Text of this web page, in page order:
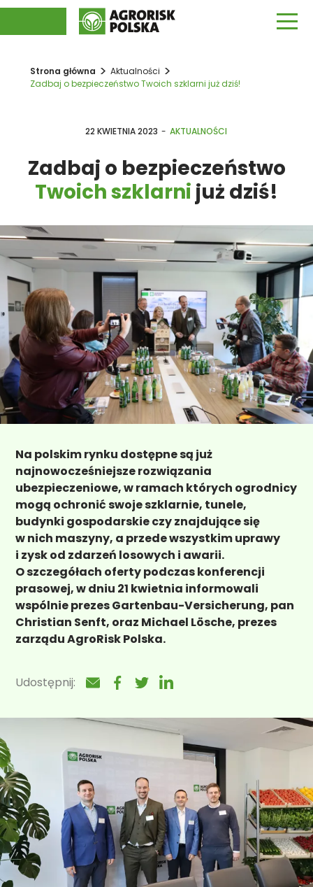
O NAS
UBEZPIECZENIA TUNELI
AKTUALNOŚCI
KONTAKT
ZGŁOŚ SZKODĘ
+48 61 670 54 00 info@agrorisk-polska.pl
Strona główna > Aktualności >
Zadbaj o bezpieczeństwo Twoich szklarni już dziś!
22 KWIETNIA 2023 - AKTUALNOŚCI
Zadbaj o bezpieczeństwo
Twoich szklarni już dziś!
Na polskim rynku dostępne są już
najnowocześniejsze rozwiązania
ubezpieczeniowe, w ramach których ogrodnicy
mogą ochronić swoje szklarnie, tunele,
budynki gospodarskie czy znajdujące się
w nich maszyny, a przede wszystkim uprawy
i zysk od zdarzeń losowych i awarii.
O szczegółach oferty podczas konferencji
prasowej, w dniu 21 kwietnia informowali
wspólnie prezes Gartenbau-Versicherung, pan
Christian Senft, oraz Michael Lösche, prezes
zarządu AgroRisk Polska.
Udostępnij: